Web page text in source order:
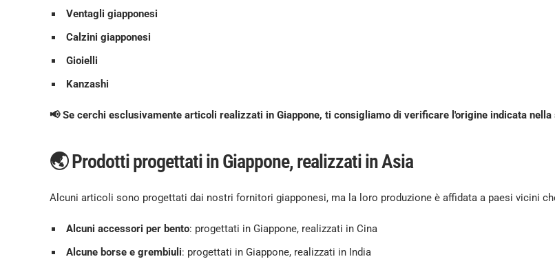
Ventagli giapponesi
Calzini giapponesi
Gioielli
Kanzashi
📢 Se cerchi esclusivamente articoli realizzati in Giappone, ti consigliamo di verificare l'origine indicata nella
🌏 Prodotti progettati in Giappone, realizzati in Asia
Alcuni articoli sono progettati dai nostri fornitori giapponesi, ma la loro produzione è affidata a paesi vicini
Alcuni accessori per bento: progettati in Giappone, realizzati in Cina
Alcune borse e grembiuli: progettati in Giappone, realizzati in India